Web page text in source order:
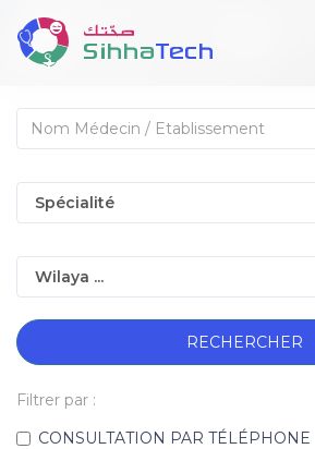
RECHERCHER
Filtrer par :
CONSULTATION PAR TÉLÉPHONE